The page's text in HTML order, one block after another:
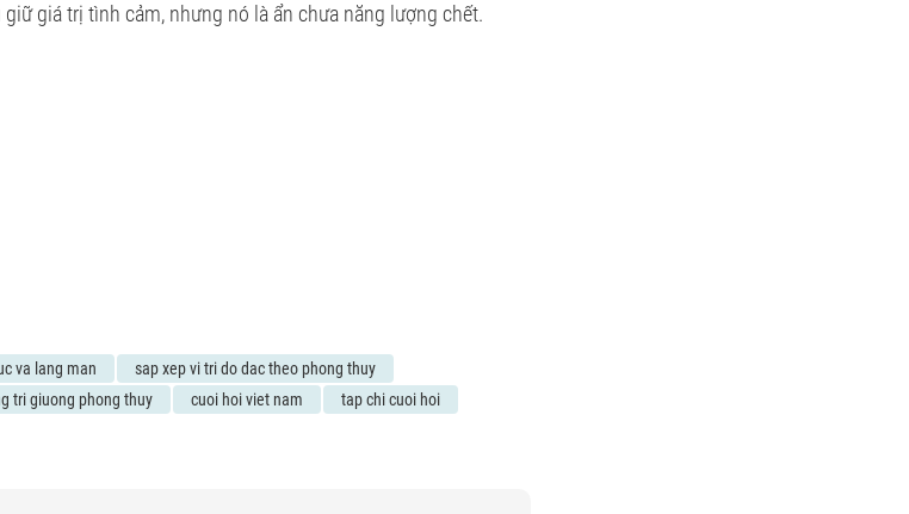
giá trị tình cảm, nhưng nó là ẩn chưa năng lượng chết.
va lang man
sap xep vi tri do dac theo phong thuy
tri giuong phong thuy cuoi hoi viet nam tap chi cuoi hoi